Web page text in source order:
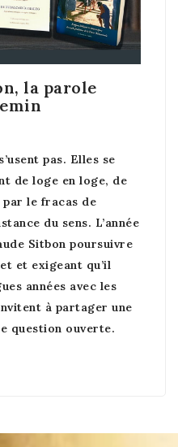
la parole
pas. Elles se
de loge en loge, de
le fracas de
du sens. L’année
Sitbon poursuivre
et exigeant qu’il
années avec les
à partager une
question ouverte.